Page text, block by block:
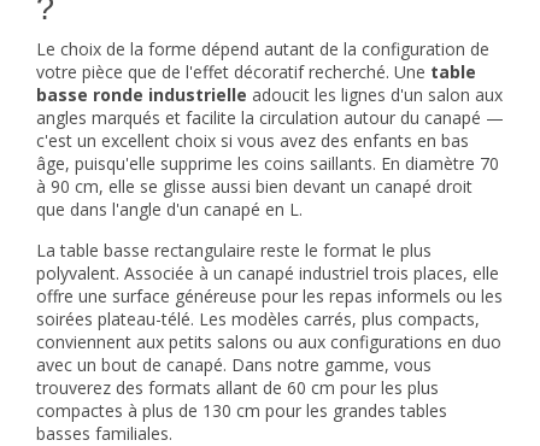
?
Le choix de la forme dépend autant de la configuration de
votre pièce que de l'effet décoratif recherché. Une table
basse ronde industrielle adoucit les lignes d'un salon aux
angles marqués et facilite la circulation autour du canapé —
c'est un excellent choix si vous avez des enfants en bas
âge, puisqu'elle supprime les coins saillants. En diamètre 70
à 90 cm, elle se glisse aussi bien devant un canapé droit
que dans l'angle d'un canapé en L.
La table basse rectangulaire reste le format le plus
polyvalent. Associée à un canapé industriel trois places, elle
offre une surface généreuse pour les repas informels ou les
soirées plateau-télé. Les modèles carrés, plus compacts,
conviennent aux petits salons ou aux configurations en duo
avec un bout de canapé. Dans notre gamme, vous
trouverez des formats allant de 60 cm pour les plus
compactes à plus de 130 cm pour les grandes tables
basses familiales.